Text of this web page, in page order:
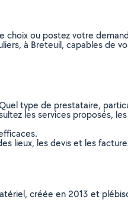
ou postez votre
à Breteuil, capables de
type de prestataire,
les services proposés,
lieux, les devis et les
créée en 2013 et